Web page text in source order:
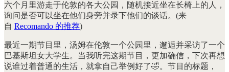
六个月里游走于伦敦的各大公园，随机接近坐在长椅上的人，
询问是否可以坐在他们身旁并录下他们的谈话。(来
自 Recomando 的推荐)
最近一期节目里，汤姆在伦敦一个公园里，邂逅并采访了一个
巴基斯坦女大学生。当我听完这期节目，更加确信，下次再想
说谁过着普通的生活，就拿自己举例好了🤣。节目的标题，